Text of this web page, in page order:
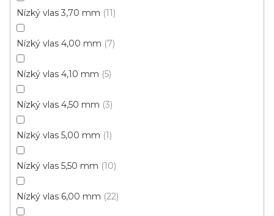
Nízký vlas 3,70 mm 11
Nízký vlas 4,00 mm 7
Nízký vlas 4,10 mm 5
Nízký vlas 4,50 mm 3
Nízký vlas 5,00 mm 1
Nízký vlas 5,50 mm 10
Nízký vlas 6,00 mm 22
Metrážový koberec MARS 4417
Skladem, ihned k odeslání
216 Kč
241 Kč
4 m